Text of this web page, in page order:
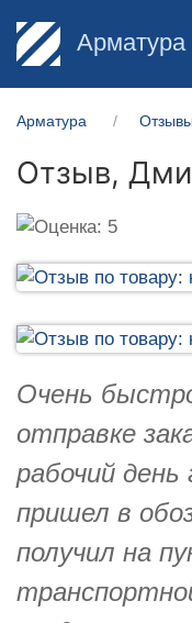
Арматура
Арматура Отзывы
Отзыв,
Очень
отправке
рабочий
пришел в
получил на